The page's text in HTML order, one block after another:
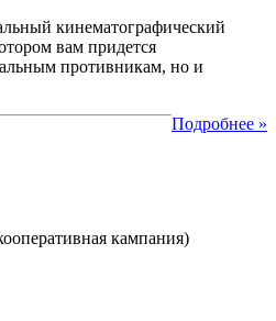
кинематографический
вам придется
противникам, но и
Подробнее »
кампания)